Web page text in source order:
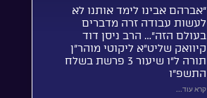
“אברהם אבינו לימד אותנו לא
לעשות עבודה זרה מדברים
בעולם הזה”… הרב ניסן דוד
קיוואק שליט”א ליקוטי מוהר”ן
תורה ל”ו שיעור 3 פרשת בשלח
התשפ”ו
קרא עוד...